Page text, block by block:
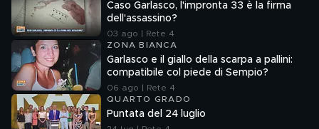
Caso Garlasco, l'impronta 33 è la firma
dell'assassino?
03 ago | Rete 4
ZONA BIANCA
Garlasco e il giallo della scarpa a pallini:
compatibile col piede di Sempio?
06 ago | Rete 4
QUARTO GRADO
Puntata del 24 luglio